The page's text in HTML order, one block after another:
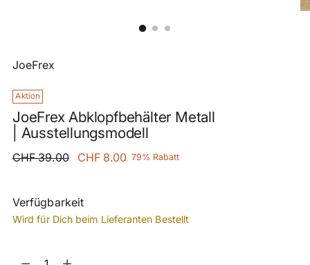
JoeFrex
Aktion
JoeFrex Abklopfbehälter Metall
| Ausstellungsmodell
Regulärer
CHF 39.00 CHF 8.00 79% Rabatt
Verfügbarkeit
Wird für Dich beim Lieferanten Bestellt
Menge